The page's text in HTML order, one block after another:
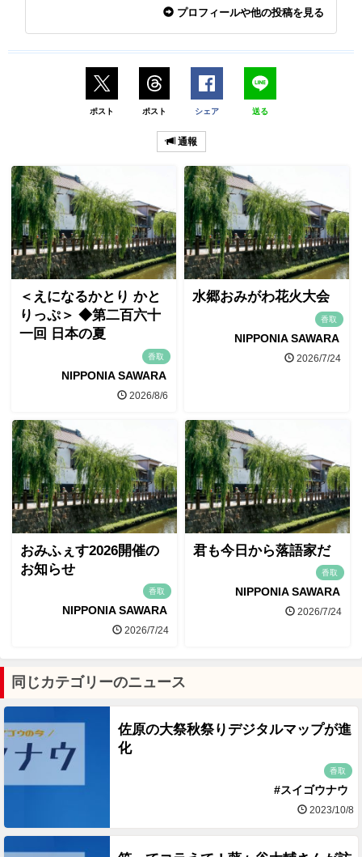
プロフィールや他の投稿を見る
ポスト ポスト シェア 送る
通報
＜えになるかとり かと
りっぷ＞ ◆第二百六十
一回 日本の夏
香取
NIPPONIA SAWARA
2026/8/6
水郷おみがわ花火大会
香取
NIPPONIA SAWARA
2026/7/24
おみふぇす2026開催の
お知らせ
香取
NIPPONIA SAWARA
2026/7/24
君も今日から落語家だ
香取
NIPPONIA SAWARA
2026/7/24
同じカテゴリーのニュース
佐原の大祭秋祭りデジタルマップが進
化
香取
#スイゴウナウ
2023/10/8